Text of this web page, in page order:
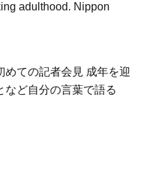
adulthood. Nippon
めての記者会見 成年を迎
など自分の言葉で語る